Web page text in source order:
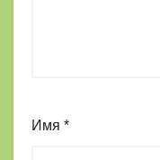
Имя *